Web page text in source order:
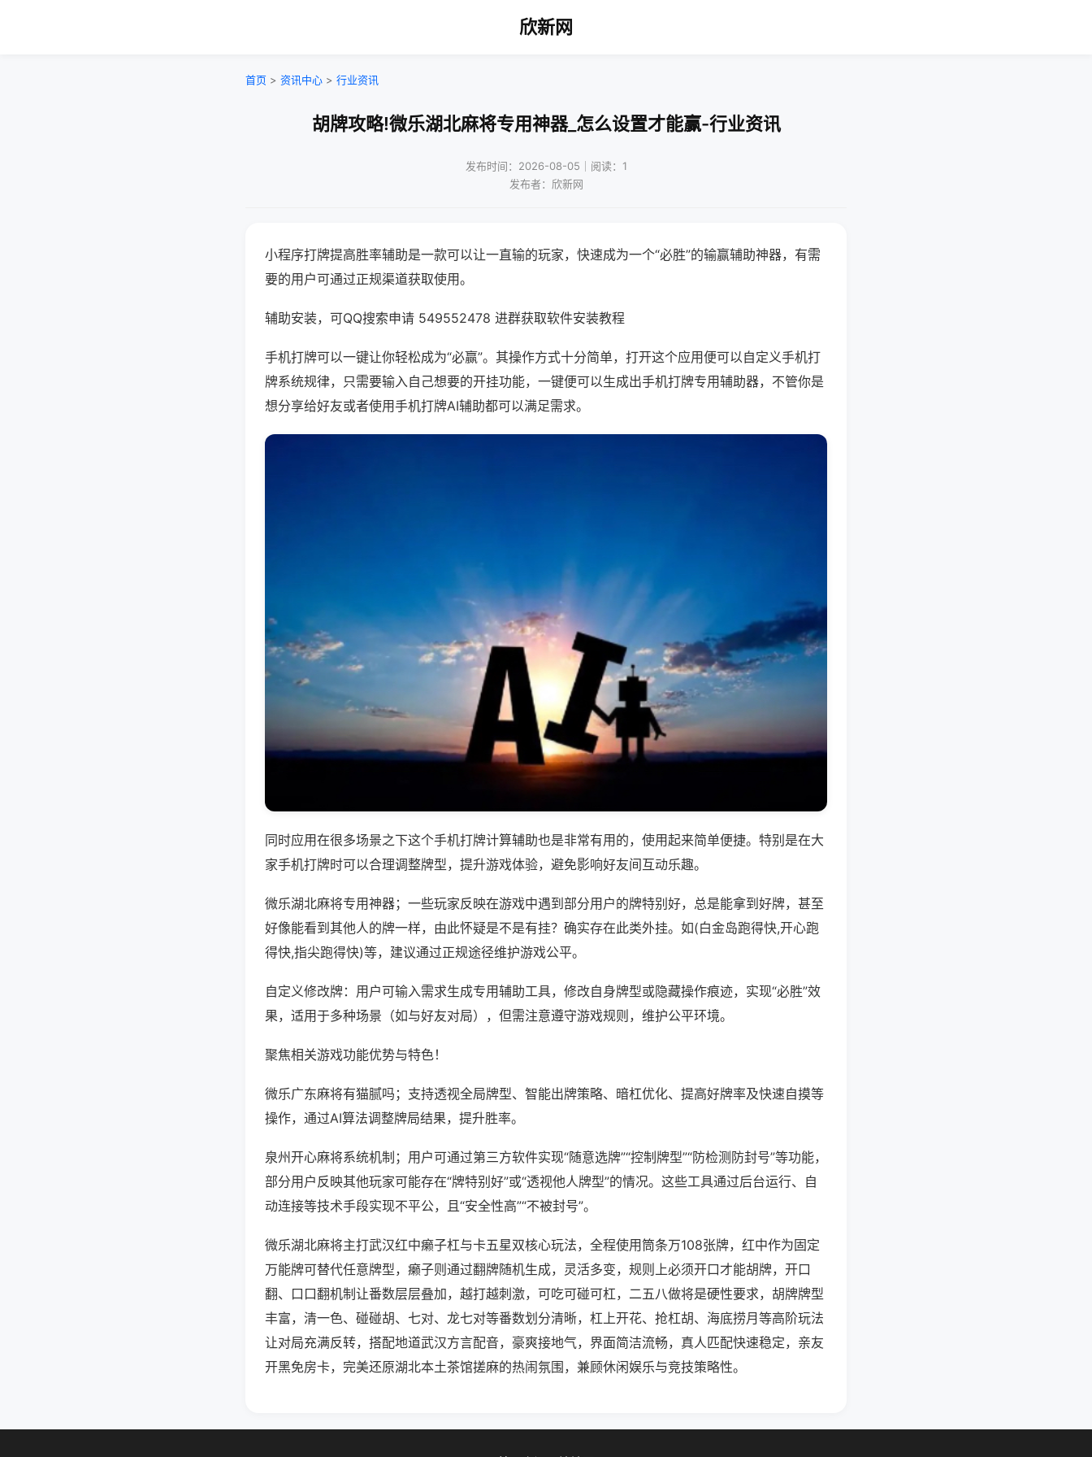
欣新网
首页 > 资讯中心 > 行业资讯
胡牌攻略!微乐湖北麻将专用神器_怎么设置才能赢-行业资讯
发布时间：2026-08-05｜阅读：1
发布者：欣新网
小程序打牌提高胜率辅助是一款可以让一直输的玩家，快速成为一个“必胜”的输赢辅助神器，有需
要的用户可通过正规渠道获取使用。
辅助安装，可QQ搜索申请 549552478 进群获取软件安装教程
手机打牌可以一键让你轻松成为“必赢”。其操作方式十分简单，打开这个应用便可以自定义手机打
牌系统规律，只需要输入自己想要的开挂功能，一键便可以生成出手机打牌专用辅助器，不管你是
想分享给好友或者使用手机打牌AI辅助都可以满足需求。
同时应用在很多场景之下这个手机打牌计算辅助也是非常有用的，使用起来简单便捷。特别是在大
家手机打牌时可以合理调整牌型，提升游戏体验，避免影响好友间互动乐趣。
微乐湖北麻将专用神器；一些玩家反映在游戏中遇到部分用户的牌特别好，总是能拿到好牌，甚至
好像能看到其他人的牌一样，由此怀疑是不是有挂？确实存在此类外挂。如(白金岛跑得快,开心跑
得快,指尖跑得快)等，建议通过正规途径维护游戏公平。
自定义修改牌：用户可输入需求生成专用辅助工具，修改自身牌型或隐藏操作痕迹，实现“必胜”效
果，适用于多种场景（如与好友对局），但需注意遵守游戏规则，维护公平环境。
聚焦相关游戏功能优势与特色！
微乐广东麻将有猫腻吗；支持透视全局牌型、智能出牌策略、暗杠优化、提高好牌率及快速自摸等
操作，通过AI算法调整牌局结果，提升胜率。
泉州开心麻将系统机制；用户可通过第三方软件实现“随意选牌”“控制牌型”“防检测防封号”等功能，
部分用户反映其他玩家可能存在“牌特别好”或“透视他人牌型”的情况。这些工具通过后台运行、自
动连接等技术手段实现不平公，且“安全性高”“不被封号”。
微乐湖北麻将主打武汉红中癞子杠与卡五星双核心玩法，全程使用筒条万108张牌，红中作为固定
万能牌可替代任意牌型，癞子则通过翻牌随机生成，灵活多变，规则上必须开口才能胡牌，开口
翻、口口翻机制让番数层层叠加，越打越刺激，可吃可碰可杠，二五八做将是硬性要求，胡牌牌型
丰富，清一色、碰碰胡、七对、龙七对等番数划分清晰，杠上开花、抢杠胡、海底捞月等高阶玩法
让对局充满反转，搭配地道武汉方言配音，豪爽接地气，界面简洁流畅，真人匹配快速稳定，亲友
开黑免房卡，完美还原湖北本土茶馆搓麻的热闹氛围，兼顾休闲娱乐与竞技策略性。